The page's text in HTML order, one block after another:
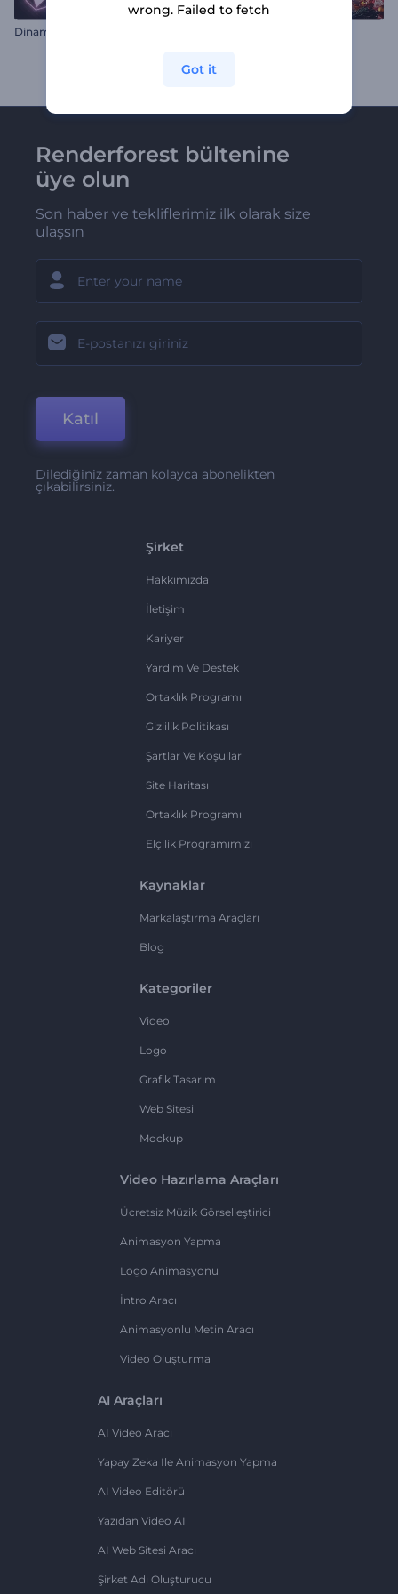
Dinamik Neon Şekiller İntro
Renderforest bültenine
üye olun
Son haber ve tekliflerimiz ilk olarak size
ulaşsın
Katıl
Dilediğiniz zaman kolayca abonelikten
çıkabilirsiniz.
Şirket
Hakkımızda
İletişim
Kariyer
Yardım Ve Destek
Ortaklık Programı
Gizlilik Politikası
Şartlar Ve Koşullar
Site Haritası
Ortaklık Programı
Elçilik Programımızı
Kaynaklar
Markalaştırma Araçları
Blog
Kategoriler
Video
Logo
Grafik Tasarım
Web Sitesi
Mockup
Video Hazırlama Araçları
Ücretsiz Müzik Görselleştirici
Animasyon Yapma
Logo Animasyonu
İntro Aracı
Animasyonlu Metin Aracı
Video Oluşturma
AI Araçları
AI Video Aracı
Yapay Zeka Ile Animasyon Yapma
AI Video Editörü
Yazıdan Video AI
AI Web Sitesi Aracı
Şirket Adı Oluşturucu
wrong. Failed to fetch
Got it